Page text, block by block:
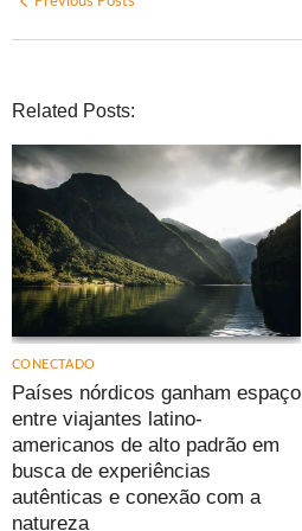
Related Posts:
CONECTADO
Países nórdicos ganham espaço
entre viajantes latino-
americanos de alto padrão em
busca de experiências
autênticas e conexão com a
natureza